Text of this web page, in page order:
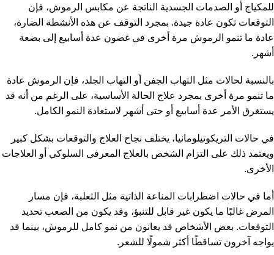
للمكياج أو الصدمات الجسدية الناتجة عن مكابس الرموش، فإن
التوقعات تكون عادة جيدة. بمجرد التوقف عن هذه الأنشطة الضارة،
عادة ما تنمو الرموش مرة أخرى في غضون عدة أسابيع إلى بضعة
أشهر.
بالنسبة لحالات مثل التهاب الجفن أو التهاب الجلد، فإن الرموش عادة
ما تنمو مرة أخرى بمجرد علاج الحالة الأساسية، على الرغم من أنه قد
يستغرق الأمر عدة أسابيع أو حتى أشهر لاستعادة النمو الكامل.
في حالات التريكوتيلومانيا، يختلف نجاح العلاج والتوقعات بشكل كبير
ويعتمد ذلك على التزام الشخص بالعلاج المعرفي السلوكي أو العلاجات
الأخرى.
أما في حالات اضطرابات المناعة الذاتية مثل الثعلبة، فإن مسار
المرض غالبًا ما يكون غير قابل للتنبؤ، وقد يكون من الصعب تحديد
التوقعات. بعض الأشخاص قد يعانون من نمو كامل للرموش، بينما قد
يواجه آخرون تساقطًا أكثر شمولًا للشعر.